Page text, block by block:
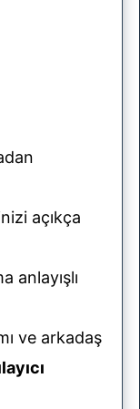
açıkça
anlayışlı
ve arkadaş